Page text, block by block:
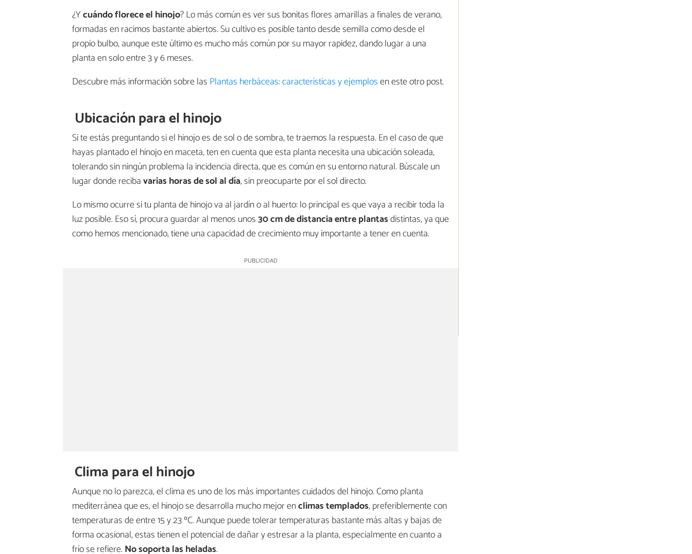
¿Ycuándo florece el hinojo? Lo más común es ver sus bonitas flores amarillas a finales de verano,
formadas en racimos bastante abiertos. Su cultivo es posible tanto desde semilla como desde el
propio bulbo, aunque este último es mucho más común por su mayor rapidez, dando lugar a una
planta en solo entre 3 y 6 meses.
Descubre más información sobre las Plantas herbáceas: características y ejemplosen este otro post.
Ubicación para el hinojo
Si te estás preguntando si el hinojo es de sol o de sombra, te traemos la respuesta. En el caso de que
hayas plantado el hinojo en maceta, ten en cuenta que esta planta necesita una ubicación soleada,
tolerando sin ningún problema la incidencia directa, que es común en su entorno natural. Búscale un
lugar donde recibavarias horas de sol al día, sin preocuparte por el sol directo.
Lo mismo ocurre si tu planta de hinojo va al jardín o al huerto: lo principal es que vaya a recibir toda la
luz posible. Eso sí, procura guardar al menos unos30 cm de distancia entreplantasdistintas, ya que
como hemos mencionado, tiene una capacidad de crecimiento muy importante a tener en cuenta.
Clima para el hinojo
Aunque no lo parezca, el clima es uno de los más importantes cuidados del hinojo. Como planta
mediterránea que es, el hinojo se desarrolla mucho mejor enclimas templados, preferiblemente con
temperaturas de entre 15 y 23 ºC. Aunque puede tolerar temperaturas bastante más altas y bajas de
forma ocasional, estas tienen el potencial de dañar y estresar a la planta, especialmente en cuanto a
frío se refiere. No soporta las heladas.